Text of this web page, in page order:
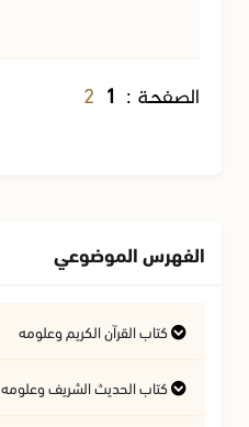
الصفحة : 1
2
الفهرس الموضوعي
كتاب القرآن الكريم وعلومه
التفسير وعلوم القرآن
كتاب الحديث الشريف وعلومه